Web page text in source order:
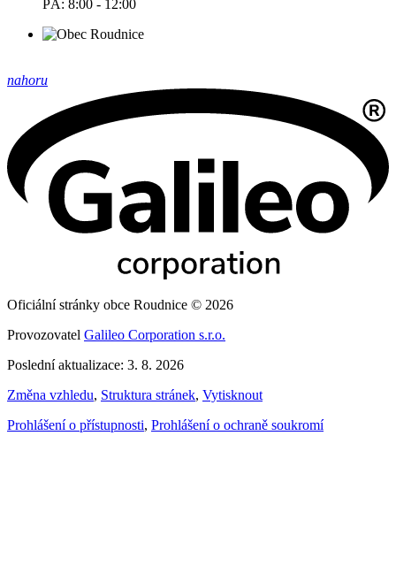
PÁ: 8:00 - 12:00
nahoru
Oficiální stránky obce Roudnice © 2026
Provozovatel Galileo Corporation s.r.o.
Poslední aktualizace: 3. 8. 2026
Změna vzhledu, Struktura stránek, Vytisknout
Prohlášení o přístupnosti, Prohlášení o ochraně soukromí